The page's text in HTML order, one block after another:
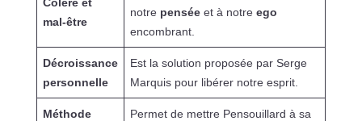
mal-être
notre penséeet à notre ego
encombrant.
Décroissance
personnelle
Est la solution proposée par Serge
Marquis pour libérer notre esprit.
Méthode
Permet de mettre Pensouillard à sa